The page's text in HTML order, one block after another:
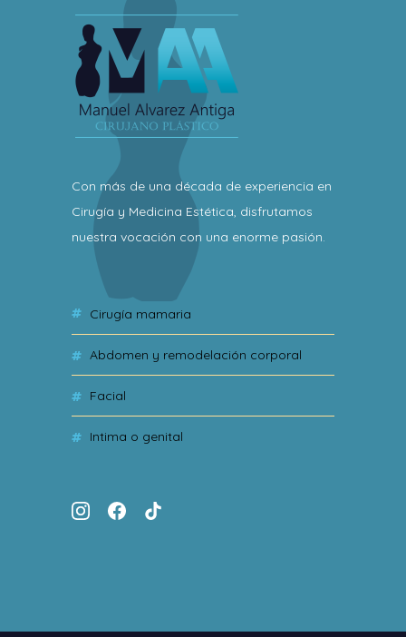
Con más de una década de experiencia en
Cirugía y Medicina Estética, disfrutamos
nuestra vocación con una enorme pasión.
cirugía mamaria
abdomen y remodelación corporal
facial
intima o genital